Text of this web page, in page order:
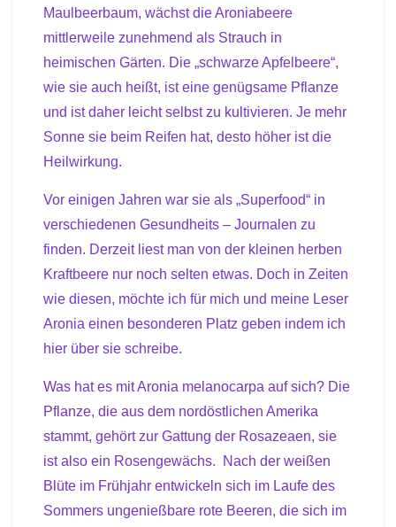
Maulbeerbaum, wächst die Aroniabeere
mittlerweile zunehmend als Strauch in
heimischen Gärten. Die „schwarze Apfelbeere“,
wie sie auch heißt, ist eine genügsame Pflanze
und ist daher leicht selbst zu kultivieren. Je mehr
Sonne sie beim Reifen hat, desto höher ist die
Heilwirkung.
Vor einigen Jahren war sie als „Superfood“ in
verschiedenen Gesundheits – Journalen zu
finden. Derzeit liest man von der kleinen herben
Kraftbeere nur noch selten etwas. Doch in Zeiten
wie diesen, möchte ich für mich und meine Leser
Aronia einen besonderen Platz geben indem ich
hier über sie schreibe.
Was hat es mit Aronia melanocarpa auf sich? Die
Pflanze, die aus dem nordöstlichen Amerika
stammt, gehört zur Gattung der Rosazeaen, sie
ist also ein Rosengewächs. Nach der weißen
Blüte im Frühjahr entwickeln sich im Laufe des
Sommers ungenießbare rote Beeren, die sich im